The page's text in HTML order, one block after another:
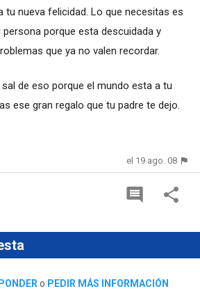
tu nueva felicidad. Lo que necesitas es
porque esta descuidada y
que ya no valen recordar.
de eso porque el mundo esta a tu
ese gran regalo que tu padre te dejo.
el 19 ago. 08
o PEDIR MÁS INFORMACIÓN